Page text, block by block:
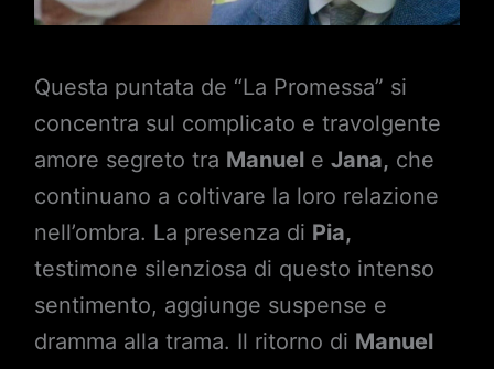
Questa puntata de “La Promessa” si
concentra sul complicato e travolgente
amore segreto tra Manuel e Jana, che
continuano a coltivare la loro relazione
nell’ombra. La presenza di Pia,
testimone silenziosa di questo intenso
sentimento, aggiunge suspense e
dramma alla trama. Il ritorno di Manuel